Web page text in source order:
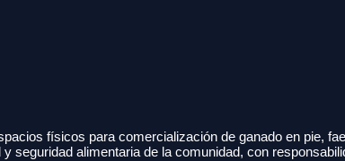
físicos para comercialización de ganado en pie,
alimentaria de la comunidad, con